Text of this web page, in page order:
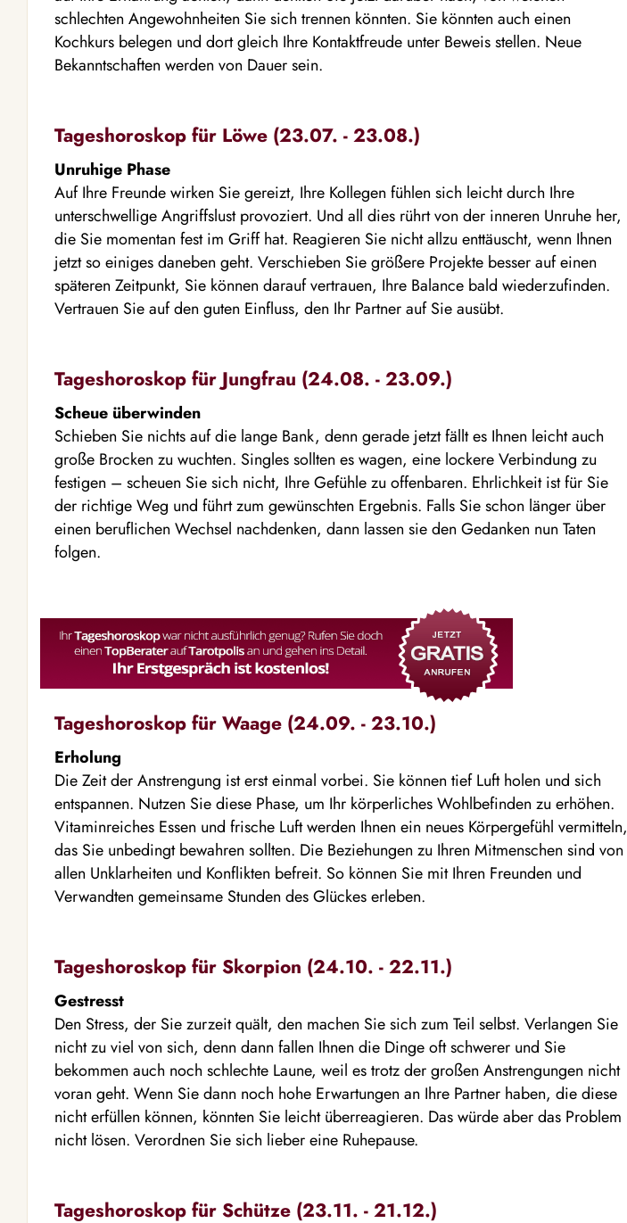
schlechten Angewohnheiten Sie sich trennen könnten. Sie könnten auch einen
Kochkurs belegen und dort gleich Ihre Kontaktfreude unter Beweis stellen. Neue
Bekanntschaften werden von Dauer sein.
Tageshoroskop für Löwe (23.07. - 23.08.)
Unruhige Phase
Auf Ihre Freunde wirken Sie gereizt, Ihre Kollegen fühlen sich leicht durch Ihre
unterschwellige Angriffslust provoziert. Und all dies rührt von der inneren Unruhe her,
die Sie momentan fest im Griff hat. Reagieren Sie nicht allzu enttäuscht, wenn Ihnen
jetzt so einiges daneben geht. Verschieben Sie größere Projekte besser auf einen
späteren Zeitpunkt, Sie können darauf vertrauen, Ihre Balance bald wiederzufinden.
Vertrauen Sie auf den guten Einfluss, den Ihr Partner auf Sie ausübt.
Tageshoroskop für Jungfrau (24.08. - 23.09.)
Scheue überwinden
Schieben Sie nichts auf die lange Bank, denn gerade jetzt fällt es Ihnen leicht auch
große Brocken zu wuchten. Singles sollten es wagen, eine lockere Verbindung zu
festigen – scheuen Sie sich nicht, Ihre Gefühle zu offenbaren. Ehrlichkeit ist für Sie
der richtige Weg und führt zum gewünschten Ergebnis. Falls Sie schon länger über
einen beruflichen Wechsel nachdenken, dann lassen sie den Gedanken nun Taten
folgen.
Tageshoroskop für Waage (24.09. - 23.10.)
Erholung
Die Zeit der Anstrengung ist erst einmal vorbei. Sie können tief Luft holen und sich
entspannen. Nutzen Sie diese Phase, um Ihr körperliches Wohlbefinden zu erhöhen.
Vitaminreiches Essen und frische Luft werden Ihnen ein neues Körpergefühl vermitteln,
das Sie unbedingt bewahren sollten. Die Beziehungen zu Ihren Mitmenschen sind von
allen Unklarheiten und Konflikten befreit. So können Sie mit Ihren Freunden und
Verwandten gemeinsame Stunden des Glückes erleben.
Tageshoroskop für Skorpion (24.10. - 22.11.)
Gestresst
Den Stress, der Sie zurzeit quält, den machen Sie sich zum Teil selbst. Verlangen Sie
nicht zu viel von sich, denn dann fallen Ihnen die Dinge oft schwerer und Sie
bekommen auch noch schlechte Laune, weil es trotz der großen Anstrengungen nicht
voran geht. Wenn Sie dann noch hohe Erwartungen an Ihre Partner haben, die diese
nicht erfüllen können, könnten Sie leicht überreagieren. Das würde aber das Problem
nicht lösen. Verordnen Sie sich lieber eine Ruhepause.
Tageshoroskop für Schütze (23.11. - 21.12.)